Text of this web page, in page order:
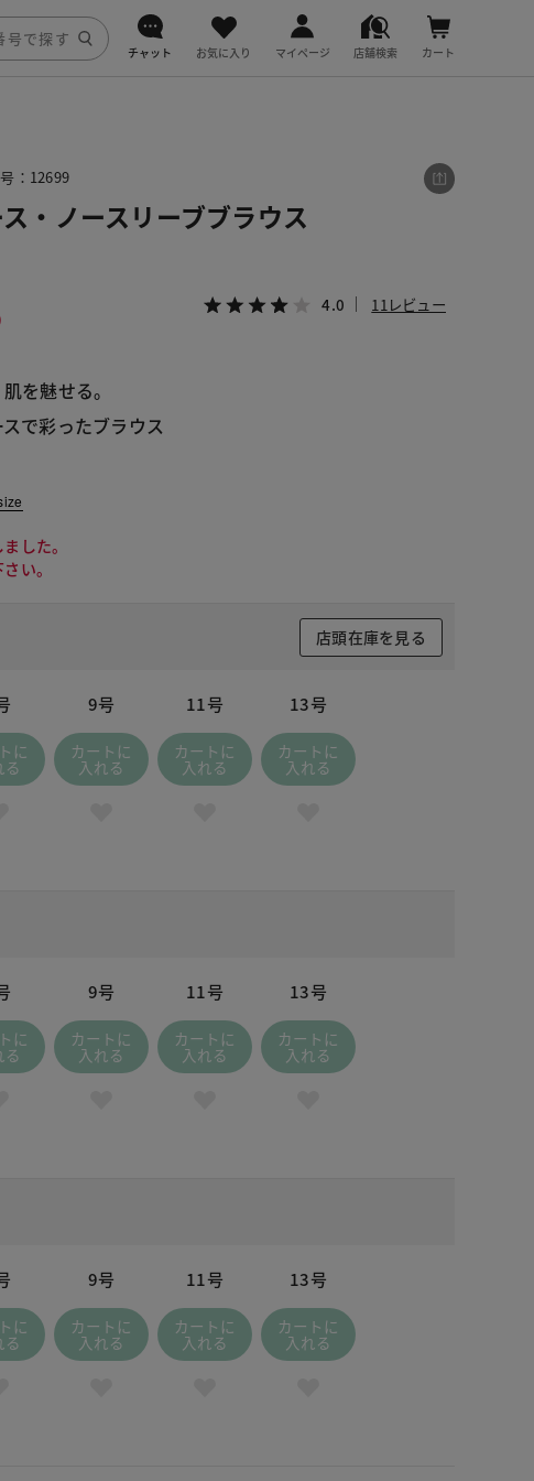
チャット お気に入り マイページ 店舗検索 カート
ブラック
：12699
・ノースリーブブラウス
4.0 11レビュー
を魅せる。
で彩ったブラウス
した。
い。
店頭在庫を見る
に
る
9号
カートに
入れる
11号
カートに
入れる
13号
カートに
入れる
に
る
9号
カートに
入れる
11号
カートに
入れる
13号
カートに
入れる
に
る
9号
カートに
入れる
11号
カートに
入れる
13号
カートに
入れる